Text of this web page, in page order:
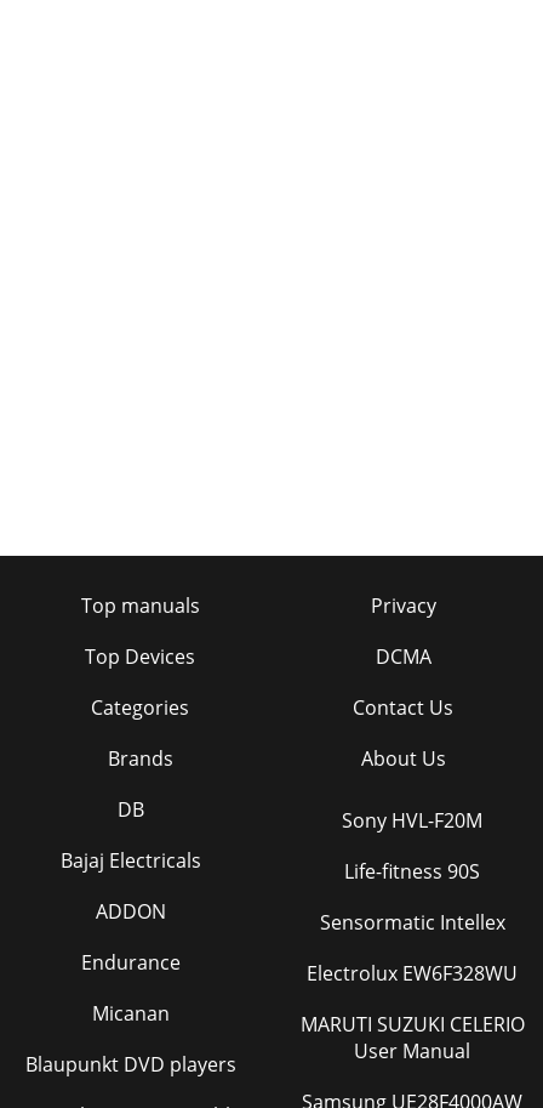
Top manuals
Top Devices
Categories
Brands
Privacy
DCMA
Contact Us
About Us
DB
Bajaj Electricals
ADDON
Endurance
Micanan
Blaupunkt DVD players
Sony HVL-F20M
Life-fitness 90S
Sensormatic Intellex
Electrolux EW6F328WU
MARUTI SUZUKI CELERIO
User Manual
Samsung UE28F4000AW